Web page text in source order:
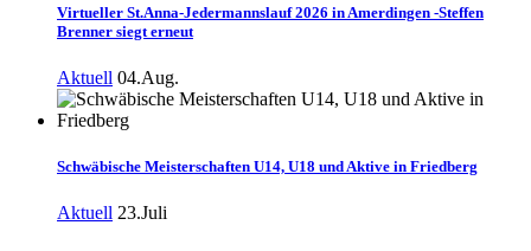
Virtueller St.Anna-Jedermannslauf 2026 in Amerdingen -Steffen
Brenner siegt erneut
Aktuell 04.Aug.
Schwäbische Meisterschaften U14, U18 und Aktive in Friedberg
Aktuell 23.Juli